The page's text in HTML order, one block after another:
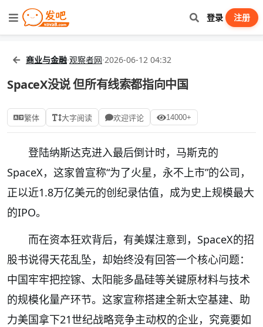
登录 注册
商业与金融·观察者网·2026-06-12 04:32
SpaceX没说 但所有线索都指向中国
繁体 大字阅读 欢迎评论 14000+
登陆纳斯达克进入最后倒计时，马斯克的
SpaceX，这家曾宣称“为了火星，永不上市”的公司，
正以近1.8万亿美元的创纪录估值，成为史上规模最大
的IPO。
而在资本狂欢背后，有美媒注意到，SpaceX的招
股书说得天花乱坠，却始终没有回答一个核心问题：
中国牢牢把控镓、太阳能多晶硅等关键原材料与技术
的规模化量产环节。这家宣称搭建全新太空基建、助
力美国拿下21世纪战略竞争主动权的企业，究竟要如